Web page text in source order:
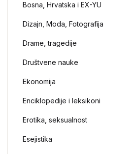
Bosna, Hrvatska i EX-YU
Dizajn, Moda, Fotografija
Drame, tragedije
Društvene nauke
Ekonomija
Enciklopedije i leksikoni
Erotika, seksualnost
Esejistika